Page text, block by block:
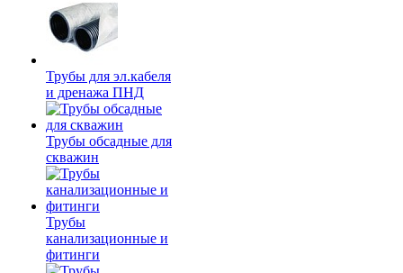
Трубы для эл.кабеля
и дренажа ПНД
Трубы обсадные для
скважин
Трубы
канализационные и
фитинги